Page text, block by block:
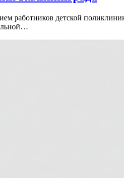
работников детской